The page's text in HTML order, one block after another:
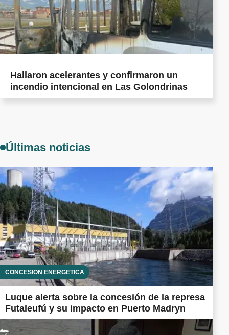
Hallaron acelerantes y confirmaron un
incendio intencional en Las Golondrinas
Últimas noticias
CONCESIÓN ENERGÉTICA
Luque alerta sobre la concesión de la represa
Futaleufú y su impacto en Puerto Madryn